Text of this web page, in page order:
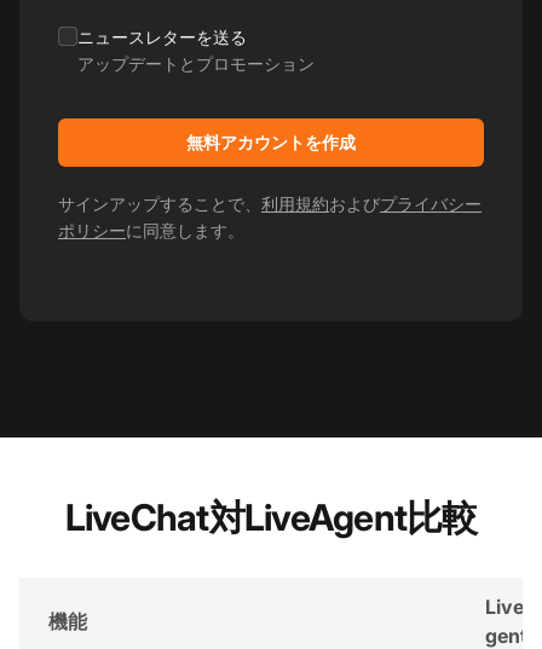
ニュースレターを送る
アップデートとプロモーション
無料アカウントを作成
サインアップすることで、 利用規約およびプライバシー
ポリシーに同意します。
LiveChat対LiveAgent比較
機能
LiveA
gent